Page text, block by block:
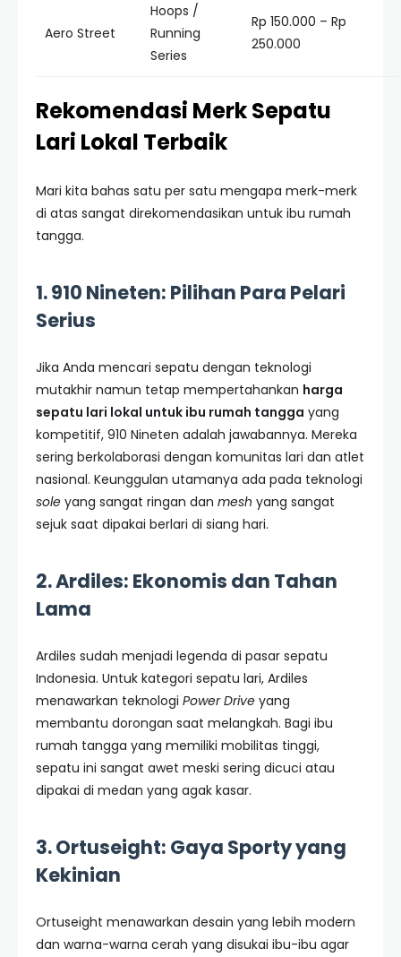
Aero Street
Hoops /
Running
Series
Rp 150.000 – Rp
250.000
Rekomendasi Merk Sepatu
Lari Lokal Terbaik
Mari kita bahas satu per satu mengapa merk-merk
di atas sangat direkomendasikan untuk ibu rumah
tangga.
1. 910 Nineten: Pilihan Para Pelari
Serius
Jika Anda mencari sepatu dengan teknologi
mutakhir namun tetap mempertahankan harga
sepatu lari lokal untuk ibu rumah tangga yang
kompetitif, 910 Nineten adalah jawabannya. Mereka
sering berkolaborasi dengan komunitas lari dan atlet
nasional. Keunggulan utamanya ada pada teknologi
sole yang sangat ringan dan mesh yang sangat
sejuk saat dipakai berlari di siang hari.
2. Ardiles: Ekonomis dan Tahan
Lama
Ardiles sudah menjadi legenda di pasar sepatu
Indonesia. Untuk kategori sepatu lari, Ardiles
menawarkan teknologi Power Drive yang
membantu dorongan saat melangkah. Bagi ibu
rumah tangga yang memiliki mobilitas tinggi,
sepatu ini sangat awet meski sering dicuci atau
dipakai di medan yang agak kasar.
3. Ortuseight: Gaya Sporty yang
Kekinian
Ortuseight menawarkan desain yang lebih modern
dan warna-warna cerah yang disukai ibu-ibu agar